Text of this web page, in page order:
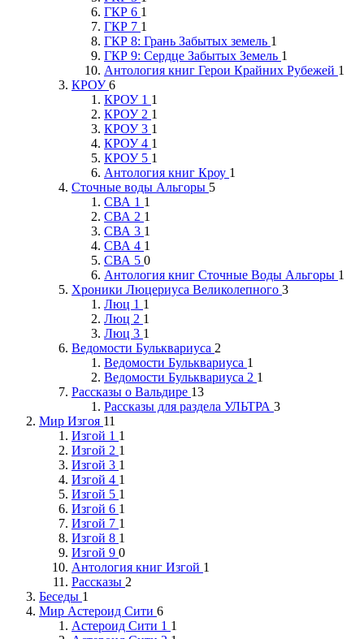
ГКР 6 1
ГКР 7 1
ГКР 8: Грань Забытых земель 1
ГКР 9: Сердце Забытых Земель 1
Антология книг Герои Крайних Рубежей 1
КРОУ6
КРОУ 1 1
КРОУ 2 1
КРОУ 3 1
КРОУ 4 1
КРОУ 5 1
Антология книг Кроу 1
Сточные воды Альгоры 5
СВА 1 1
СВА 2 1
СВА 3 1
СВА 4 1
СВА 5 0
Антология книг Сточные Воды Альгоры 1
Хроники Люцериуса Великолепного 3
Люц 1 1
Люц 2 1
Люц 3 1
Ведомости Бульквариуса 2
Ведомости Бульквариуса 1
Ведомости Бульквариуса 2 1
Рассказы о Вальдире 13
Рассказы для раздела УЛЬТРА 3
Мир Изгоя 11
Изгой 1 1
Изгой 2 1
Изгой 3 1
Изгой 4 1
Изгой 5 1
Изгой 6 1
Изгой 7 1
Изгой 8 1
Изгой 9 0
Антология книг Изгой 1
Рассказы 2
Беседы 1
Мир Астероид Сити 6
Астероид Сити 1 1